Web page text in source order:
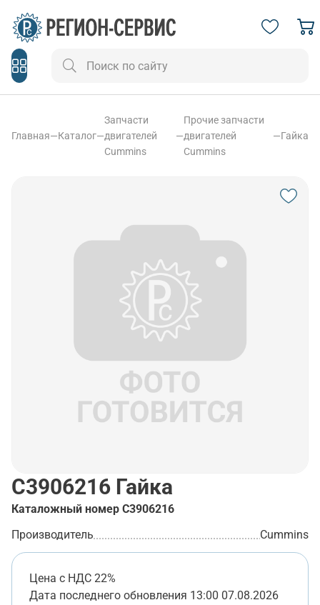
Главная—Каталог—
Запчасти
двигателей
Cummins
—
Прочие запчасти
двигателей
Cummins
—Гайка
C3906216 Гайка
Каталожный номер C3906216
Производитель
Cummins
Цена с НДС 22%
Дата последнего обновления 13:00 07.08.2026